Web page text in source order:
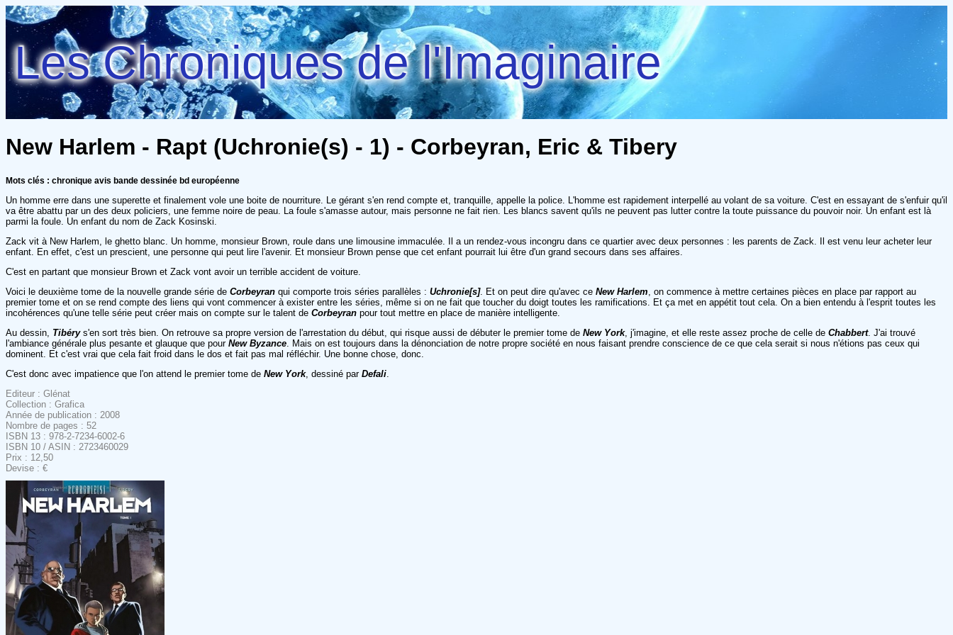
Les Chroniques de l'Imaginaire
New Harlem - Rapt (Uchronie(s) - 1) - Corbeyran, Eric & Tibery
Mots clés : chronique avis bande dessinée bd européenne
Un homme erre dans une superette et finalement vole une boite de nourriture. Le gérant s'en rend compte et, tranquille, appelle la police. L'homme est rapidement interpellé au volant de sa voiture. C'est en essayant de s'enfuir qu'il
va être abattu par un des deux policiers, une femme noire de peau. La foule s'amasse autour, mais personne ne fait rien. Les blancs savent qu'ils ne peuvent pas lutter contre la toute puissance du pouvoir noir. Un enfant est là
parmi la foule. Un enfant du nom de Zack Kosinski.
Zack vit à New Harlem, le ghetto blanc. Un homme, monsieur Brown, roule dans une limousine immaculée. Il a un rendez-vous incongru dans ce quartier avec deux personnes : les parents de Zack. Il est venu leur acheter leur
enfant. En effet, c'est un prescient, une personne qui peut lire l'avenir. Et monsieur Brown pense que cet enfant pourrait lui être d'un grand secours dans ses affaires.
C'est en partant que monsieur Brown et Zack vont avoir un terrible accident de voiture.
Voici le deuxième tome de la nouvelle grande série de Corbeyran qui comporte trois séries parallèles : Uchronie[s]. Et on peut dire qu'avec ce New Harlem , on commence à mettre certaines pièces en place par rapport au
premier tome et on se rend compte des liens qui vont commencer à exister entre les séries, même si on ne fait que toucher du doigt toutes les ramifications. Et ça met en appétit tout cela. On a bien entendu à l'esprit toutes les
incohérences qu'une telle série peut créer mais on compte sur le talent de Corbeyran pour tout mettre en place de manière intelligente.
Au dessin, Tibérys'en sort très bien. On retrouve sa propre version de l'arrestation du début, qui risque aussi de débuter le premier tome de New York, j'imagine, et elle reste assez proche de celle de Chabbert. J'ai trouvé
l'ambiance générale plus pesante et glauque que pour New Byzance . Mais on est toujours dans la dénonciation de notre propre société en nous faisant prendre conscience de ce que cela serait si nous n'étions pas ceux qui
dominent. Et c'est vrai que cela fait froid dans le dos et fait pas mal réfléchir. Une bonne chose, donc.
C'est donc avec impatience que l'on attend le premier tome de New York, dessiné par Defali
Editeur : Glénat
Collection : Grafica
Année de publication : 2008
Nombre de pages : 52
ISBN 13 : 978-2-7234-6002-6
ISBN 10 / ASIN : 2723460029
Prix : 12,50
Devise : €